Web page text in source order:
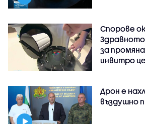
Спорове
за
инвитро
Дрон е
въздушно